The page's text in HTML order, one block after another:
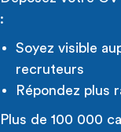
:
Soyez visible
recruteurs
Répondez plus
Plus de 100 000